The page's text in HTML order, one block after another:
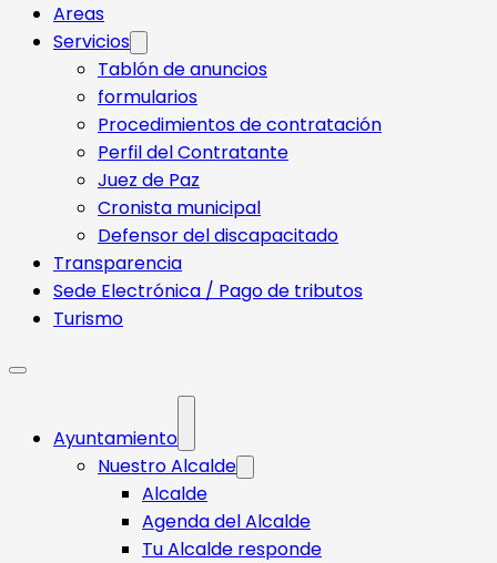
Areas
Servicios
Tablón de anuncios
formularios
Procedimientos de contratación
Perfil del Contratante
Juez de Paz
Cronista municipal
Defensor del discapacitado
Transparencia
Sede Electrónica / Pago de tributos
Turismo
Ayuntamiento
Nuestro Alcalde
Alcalde
Agenda del Alcalde
Tu Alcalde responde​